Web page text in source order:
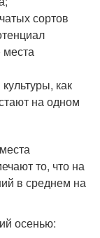
сортов
места
как
на одном
то, что на
в среднем на
осенью: